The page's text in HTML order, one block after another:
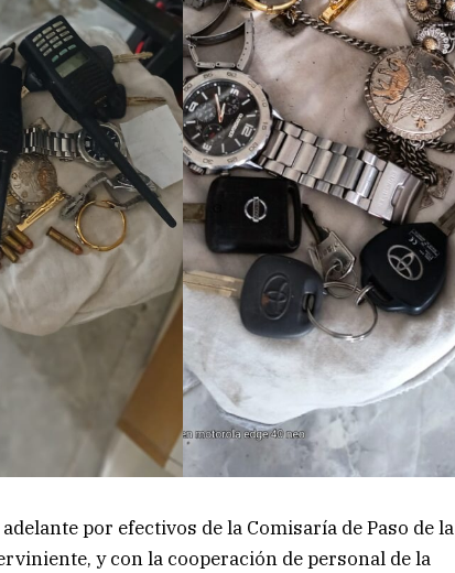
por efectivos de la Comisaría de Paso de la
y con la cooperación de personal de la